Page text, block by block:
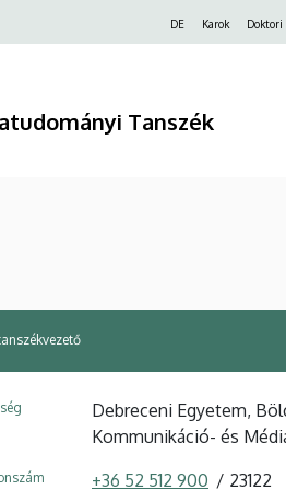
DE Karok Doktori
Tanszék
Debreceni Egyetem,
Kommunikáció- és
+36 52 512 900 23122